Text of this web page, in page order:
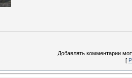
Добавлять комментарии
[